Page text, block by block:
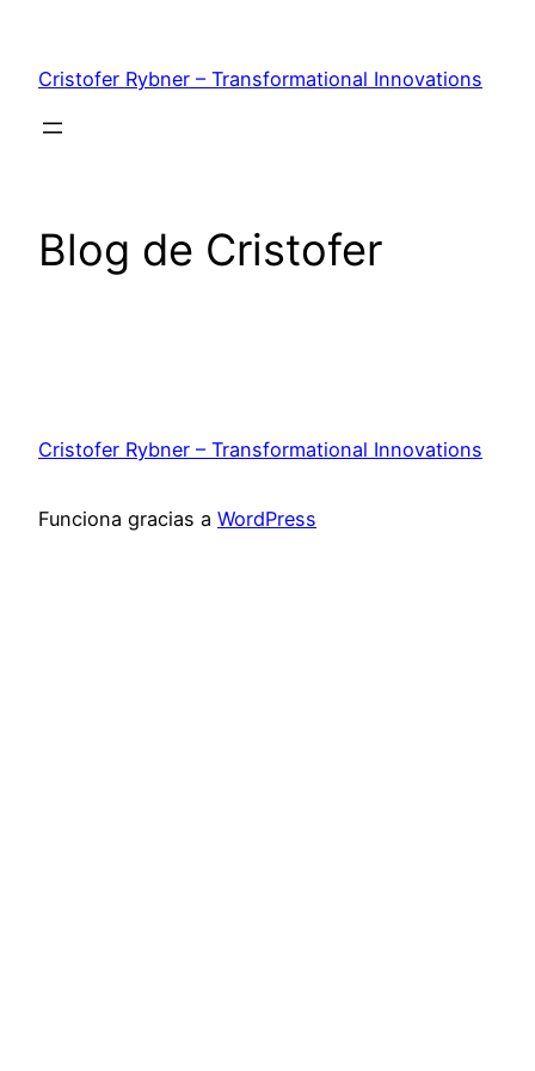
contenido
Cristofer Rybner – Transformational Innovations
Blog de Cristofer
Cristofer Rybner – Transformational Innovations
Funciona gracias a WordPress